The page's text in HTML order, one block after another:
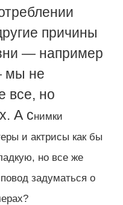
причины
— например
мы не
все, но
А снимки
и актрисы как бы
но все же
задуматься о